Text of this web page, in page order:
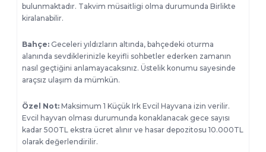
bulunmaktadır. Takvim müsaitligi olma durumunda Birlikte
kiralanabilir.
Bahçe: Geceleri yıldızların altında, bahçedeki oturma
alanında sevdiklerinizle keyifli sohbetler ederken zamanın
nasıl geçtiğini anlamayacaksınız. Üstelik konumu sayesinde
araçsız ulaşım da mümkün.
Özel Not: Maksimum 1 Küçük Irk Evcil Hayvana izin verilir.
Evcil hayvan olması durumunda konaklanacak gece sayısı
kadar 500TL ekstra ücret alınır ve hasar depozitosu 10.000TL
olarak değerlendirilir.